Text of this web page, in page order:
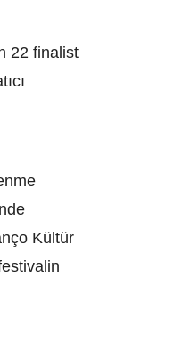
22 finalist
Kültür